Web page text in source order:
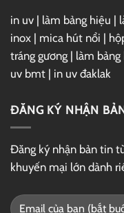
in uv | làm bảng hiệu |
inox | mica hút nổi |
tráng gương | làm
uv bmt | in uv đaklak
ĐĂNG KÝ NHẬN
Đăng ký nhận bản tin
khuyến mại lớn dành